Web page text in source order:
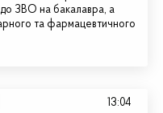
ЗВО на бакалавра, а
та фармацевтичного
13:04